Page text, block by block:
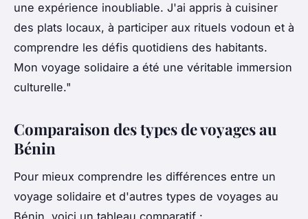
une expérience inoubliable. J'ai appris à cuisiner
des plats locaux, à participer aux rituels vodoun et à
comprendre les défis quotidiens des habitants.
Mon voyage solidaire a été une véritable immersion
culturelle."
Comparaison des types de voyages au
Bénin
Pour mieux comprendre les différences entre un
voyage solidaire et d'autres types de voyages au